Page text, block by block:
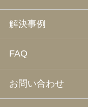
解決事例
FAQ
お問い合わせ